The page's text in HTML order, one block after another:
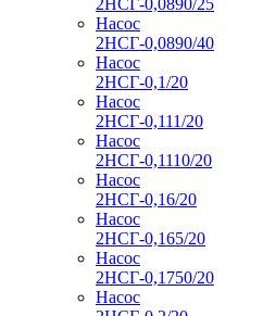
Насос
2НСГ-0,0890/40
Насос
2НСГ-0,1/20
Насос
2НСГ-0,111/20
Насос
2НСГ-0,1110/20
Насос
2НСГ-0,16/20
Насос
2НСГ-0,165/20
Насос
2НСГ-0,1750/20
Насос